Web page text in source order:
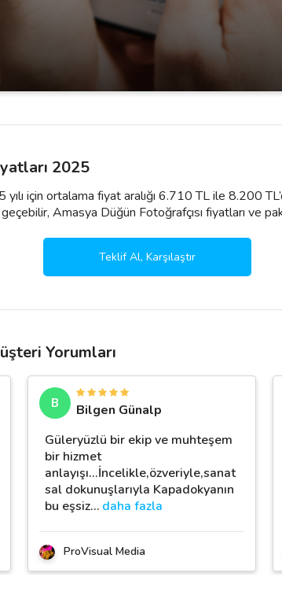
2025
için ortalama fiyat aralığı 6.710 TL ile 8.200
Amasya Düğün Fotoğrafçısı fiyatları ve
Teklif Al, Karşılaştır
Yorumları
B
Bilgen Günalp
Güleryüzlü bir ekip ve muhteşem
bir hizmet
anlayışı...İncelikle,özveriyle,sanat
sal dokunuşlarıyla Kapadokyanın
bu eşsiz… daha fazla
ProVisual Media